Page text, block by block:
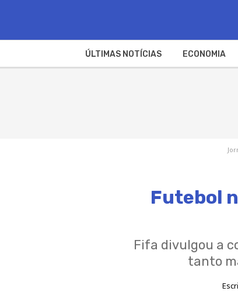
ÚLTIMAS NOTÍCIAS ECONOMIA
Futebol
Fifa divulgou a
tanto